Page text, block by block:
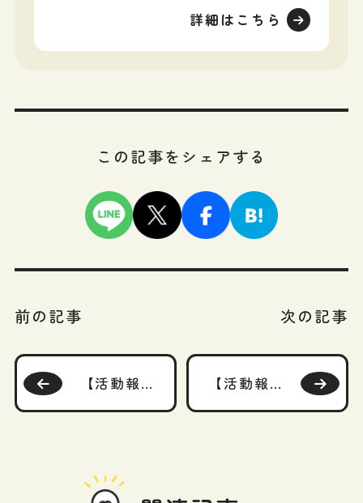
詳細はこちら
この記事をシェアする
前の記事
【活動報告】楽天証券の投資情報メディア「トウシル」にて記事「65歳からの新常識！金融資産だけで資産配分を決めてはいけない？」が掲載されました！
次の記事
【活動報告】auのiDeCo「マネーのレシピ」にて「働きながら年金を受け取るなら押さえておきたい！在職老齢年金と在職定時改定」が掲載されました！